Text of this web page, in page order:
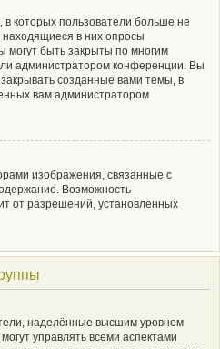
которых пользователи больше не
находящиеся в них опросы
могут быть закрыты по многим
администратором конференции. Вы
созданные вами темы, в
вам администратором
изображения, связанные с
Возможность
от разрешений, установленных
наделённые высшим уровнем
управлять всеми аспектами